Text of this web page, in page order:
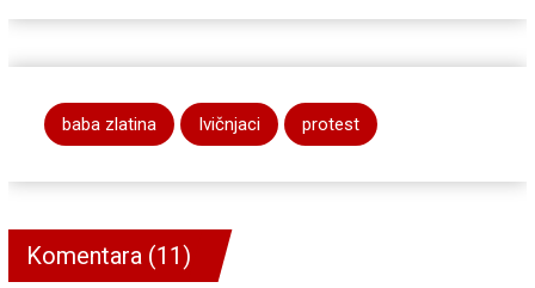
baba zlatina Ivičnjaci protest
Komentara (11)